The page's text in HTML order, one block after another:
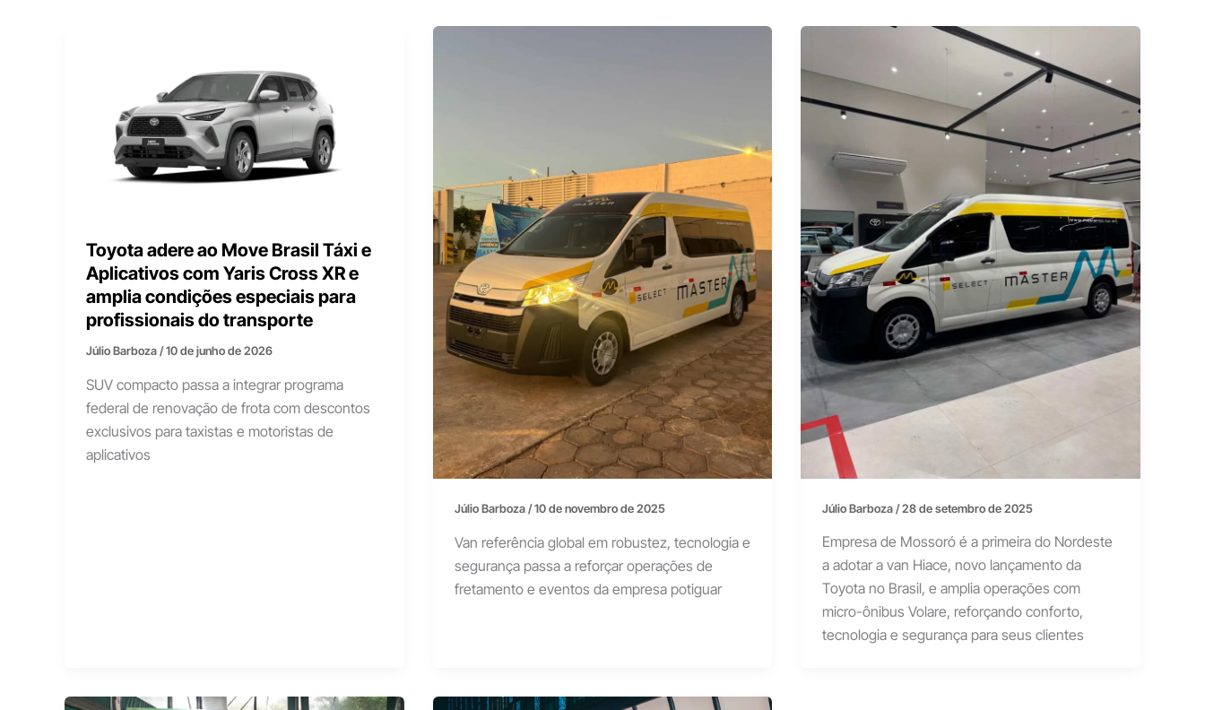
Toyota adere ao Move Brasil Táxi e
Aplicativos com Yaris Cross XR e
amplia condições especiais para
profissionais do transporte
Júlio Barboza/10 de junho de 2026
SUV compacto passa a integrar programa
federal de renovação de frota com descontos
exclusivos para taxistas e motoristas de
aplicativos
Júlio Barboza/10 de novembro de 2025
Van referência global em robustez, tecnologia e
segurança passa a reforçar operações de
fretamento e eventos da empresa potiguar
Júlio Barboza/28 de setembro de 2025
Empresa de Mossoró é a primeira do Nordeste
a adotar a van Hiace, novo lançamento da
Toyota no Brasil, e amplia operações com
micro-ônibus Volare, reforçando conforto,
tecnologia e segurança para seus clientes